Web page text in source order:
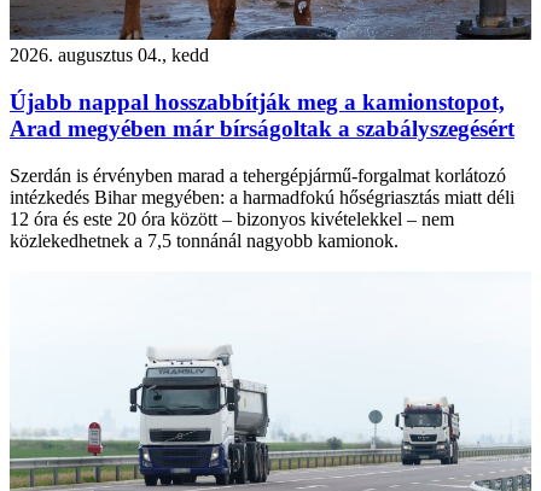
2026. augusztus 04., kedd
Újabb nappal hosszabbítják meg a kamionstopot,
Arad megyében már bírságoltak a szabályszegésért
Szerdán is érvényben marad a tehergépjármű-forgalmat korlátozó
intézkedés Bihar megyében: a harmadfokú hőségriasztás miatt déli
12 óra és este 20 óra között – bizonyos kivételekkel – nem
közlekedhetnek a 7,5 tonnánál nagyobb kamionok.